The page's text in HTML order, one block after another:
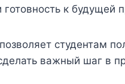
к будущей
студентам
важный шаг в